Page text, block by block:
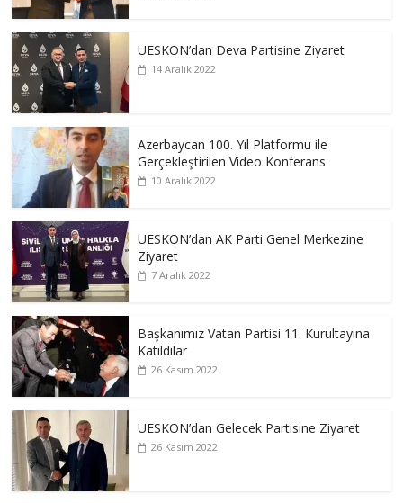
UESKON’dan Deva Partisine Ziyaret
14 Aralık 2022
Azerbaycan 100. Yıl Platformu ile
Gerçekleştirilen Video Konferans
10 Aralık 2022
UESKON’dan AK Parti Genel Merkezine
Ziyaret
7 Aralık 2022
Başkanımız Vatan Partisi 11. Kurultayına
Katıldılar
26 Kasım 2022
UESKON’dan Gelecek Partisine Ziyaret
26 Kasım 2022